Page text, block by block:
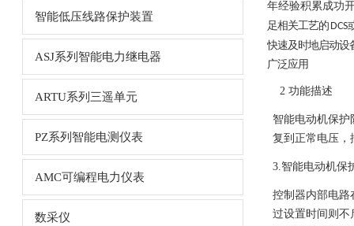
智能低压线路保护装置
ASJ系列智能电力继电器
ARTU系列三遥单元
PZ系列智能电测仪表
AMC可编程电力仪表
数采仪
年经验积累成功
足相关工艺的 DCS
快速及时地启动设
广泛应用
2 功能描述
智能电动机保护
复到正常电压，
3.智能电动机保
控制器内部电路
过设置时间则不